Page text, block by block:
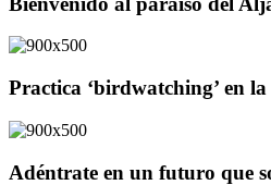
Practica ‘birdwatching’ en
Adéntrate en un futuro que